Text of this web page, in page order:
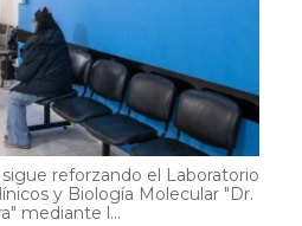
reforzando el Laboratorio
y Biología Molecular "Dr.
mediante l...